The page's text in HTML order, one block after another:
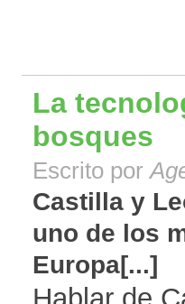
La
bosques
Escrito por
Castilla y
uno de los
Europa[...]